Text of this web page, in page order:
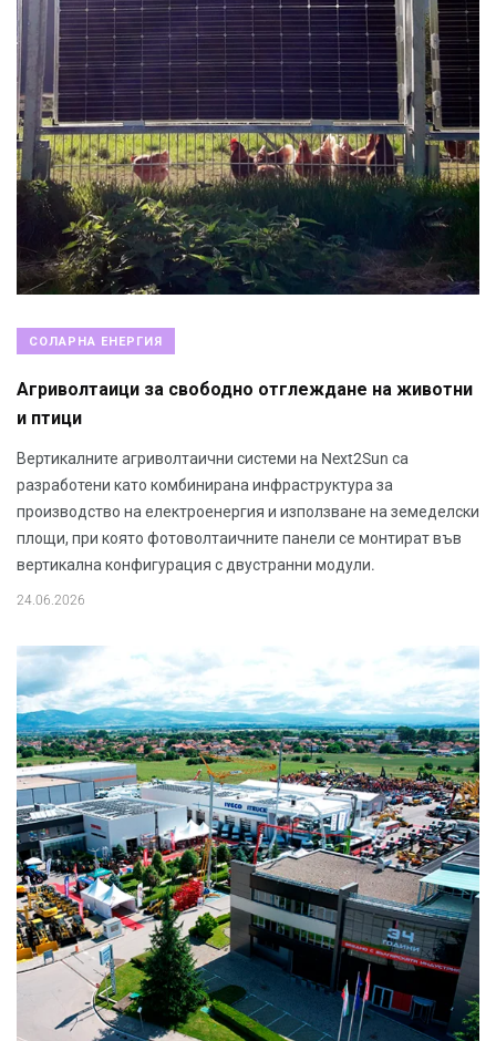
СОЛАРНА ЕНЕРГИЯ
Агриволтаици за свободно отглеждане на животни
и птици
Вертикалните агриволтаични системи на Next2Sun са
разработени като комбинирана инфраструктура за
производство на електроенергия и използване на земеделски
площи, при която фотоволтаичните панели се монтират във
вертикална конфигурация с двустранни модули.
24.06.2026